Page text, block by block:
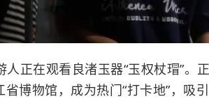
人正在观看良渚玉器“玉权杖瑁”。
省博物馆，成为热门“打卡地”，吸